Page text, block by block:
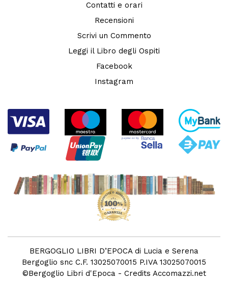
Contatti e orari
Recensioni
Scrivi un Commento
Leggi il Libro degli Ospiti
Facebook
Instagram
BERGOGLIO LIBRI D’EPOCA di Lucia e Serena
Bergoglio snc C.F. 13025070015 P.IVA 13025070015
©Bergoglio Libri d'Epoca - Credits Accomazzi.net